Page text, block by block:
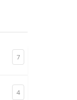
7
4